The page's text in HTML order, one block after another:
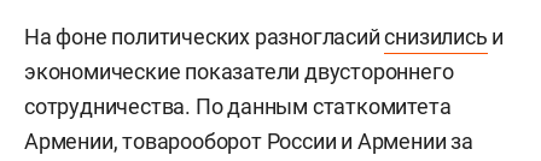
На фоне политических разногласийснизились и
экономические показатели двустороннего
сотрудничества. По данным статкомитета
Армении, товарооборот России и Армении за